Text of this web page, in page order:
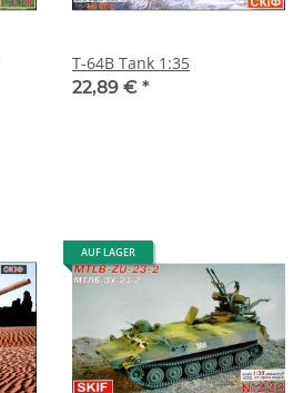
T-64B Tank 1:35
22,89 € *
AUF LAGER